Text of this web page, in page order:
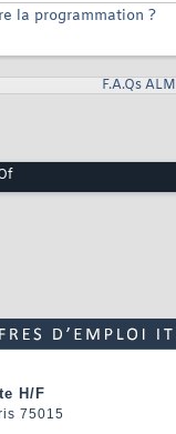
la programmation ?
F.A.Qs ALM
H/F
75015